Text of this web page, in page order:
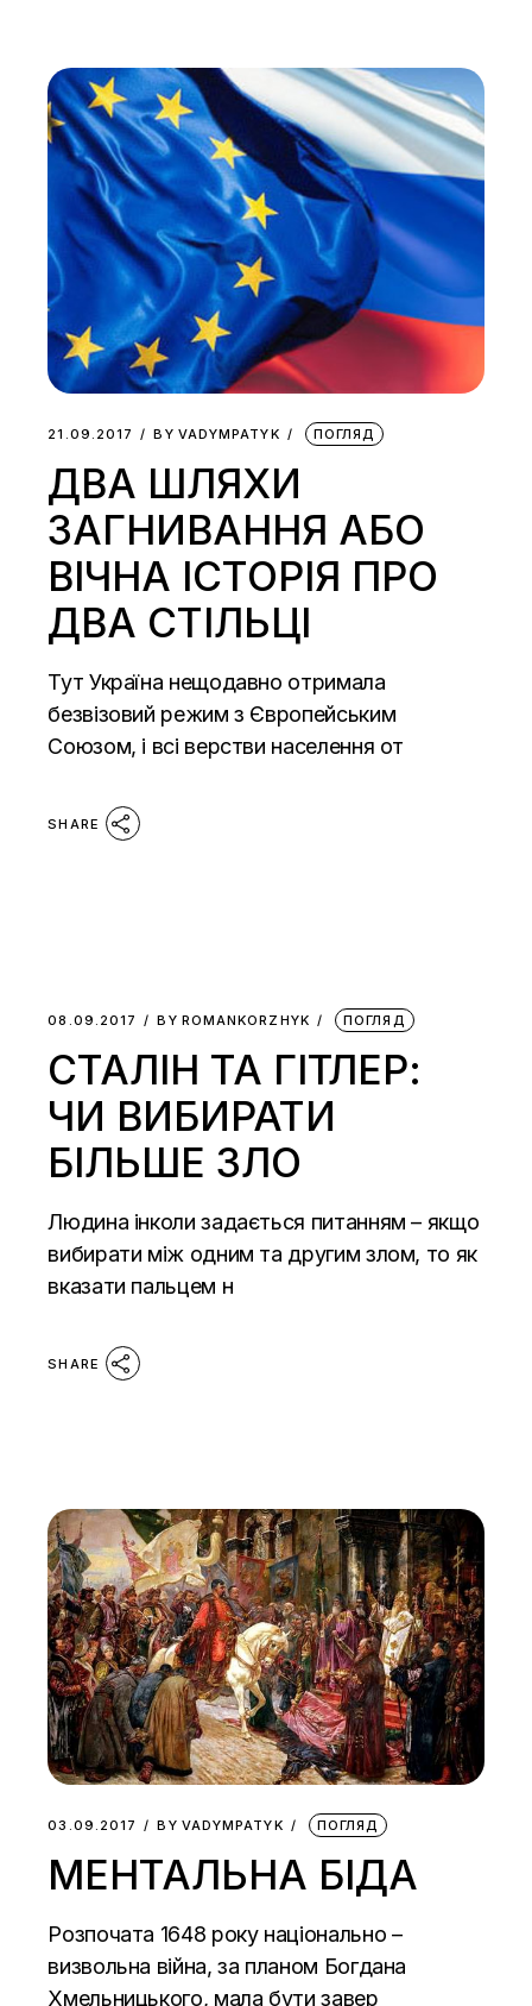
21.09.2017 BY VADYMPATYK ПОГЛЯД
ДВА ШЛЯХИ
ЗАГНИВАННЯ АБО
ВІЧНА ІСТОРІЯ ПРО
ДВА СТІЛЬЦІ
Тут Україна нещодавно отримала
безвізовий режим з Європейським
Союзом, і всі верстви населення от
SHARE
08.09.2017 BY ROMANKORZHYK ПОГЛЯД
СТАЛІН ТА ГІТЛЕР:
ЧИ ВИБИРАТИ
БІЛЬШЕ ЗЛО
Людина інколи задається питанням – якщо
вибирати між одним та другим злом, то як
вказати пальцем н
SHARE
03.09.2017 BY VADYMPATYK ПОГЛЯД
МЕНТАЛЬНА БІДА
Розпочата 1648 року національно –
визвольна війна, за планом Богдана
Хмельницького, мала бути завер